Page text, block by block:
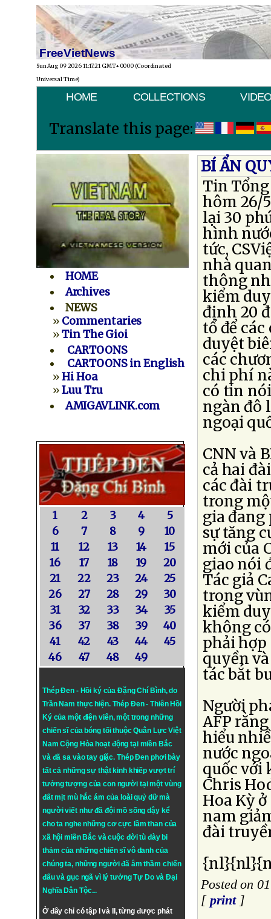
FreeVietNews
Sun Aug 09 2026 11:17:21 GMT+0000 (Coordinated
Universal Time)
HOME COLLECTIONS
Translate this page:
HOME
Archives
NEWS
» Commentaries
»Tin The Gioi
CARTOONS
CARTOONS in English
»Hi Hoa
»Luu Tru
AMIGAVLINK.com
1 2 3 4
5
6
7 8 9
10
11
12 13 14
15
16
17 18 19
20
21
22 23 24
25
26
27 28 29
30
31
32 33 34
35
36
37 38 39
40
41
42 43 44
45
46
47 48 49
Thép Đen - Hồi ký của Đặng Chí Bình, do
Trần Nam thực hiện. Thép Đen- Thiên Hồi
Ký của một điện viên, một trong những
chiến sĩ của bóng tối thuộc Quân Lực Việt
Nam Cộng Hòa hoạt động tại miền Bắc
và đã sa vào tay giặc. Thép Đen phơi bày
tất cả những sự thật kinh khiếp vượt trí
tưởng tượng của con người tại một vùng
đất mịt mù hắc ám của loài quỷ dữ mà
người viết như đã đội mồ sống dậy kể
cho ta nghe những cơ cực lầm than của
xã hội miền Bắc và cuộc đời tù đày bi
thảm của những chiến sĩ vô danh của
chúng ta, những người đã âm thầm chiến
đấu và gục ngã vì lý tưởngTự DovàĐại
Nghĩa Dân Tộc...
Ở đây chỉ có tập I và II, từng được phát
BÍ ẨN
Tin
hôm 26/
lại 30
hình
tức,
nhà
thông
kiểm
định 20
tổ để các
duyệt
các
chi phí
có tin
ngàn đô
ngoại
CNN và
cả hai
các đài
trong
gia đang
sự tăng
mới của
giao nói
Tác giả
trong
kiểm
không
phải hợp
quyền
tác bắt
Người
AFP
hiểu
nước
quốc với
Chris
Hoa Kỳ
nam
đài
Posted on
[ print]